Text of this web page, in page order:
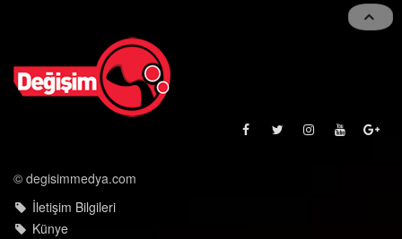
© degisimmedya.com
İletişim Bilgileri
Künye